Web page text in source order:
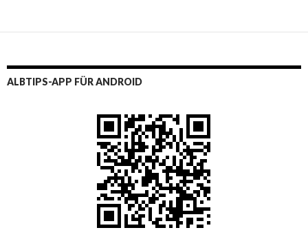
ALBTIPS-APP FÜR ANDROID